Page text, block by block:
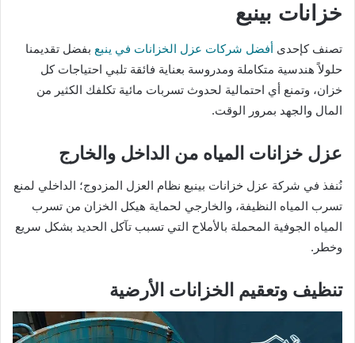
خزانات بينبع
تصنف كإحدى أفضل شركات عزل الخزانات في ينبع بفضل تقديمنا
حلولاً هندسية متكاملة ومدروسة بعناية فائقة تلبي احتياجات كل
خزان، وتمنع أي احتمالية لحدوث تسربات مائية تكلفك الكثير من
المال والجهد بمرور الوقت.
عزل خزانات المياه من الداخل والخارج
نُنفذ في شركة عزل خزانات بينبع نظام العزل المزدوج؛ الداخلي لمنع
تسرب المياه النظيفة، والخارجي لحماية هيكل الخزان من تسرب
المياه الجوفية المحملة بالأملاح التي تسبب تآكل الحديد بشكل سريع
وخطر.
تنظيف وتعقيم الخزانات الأرضية